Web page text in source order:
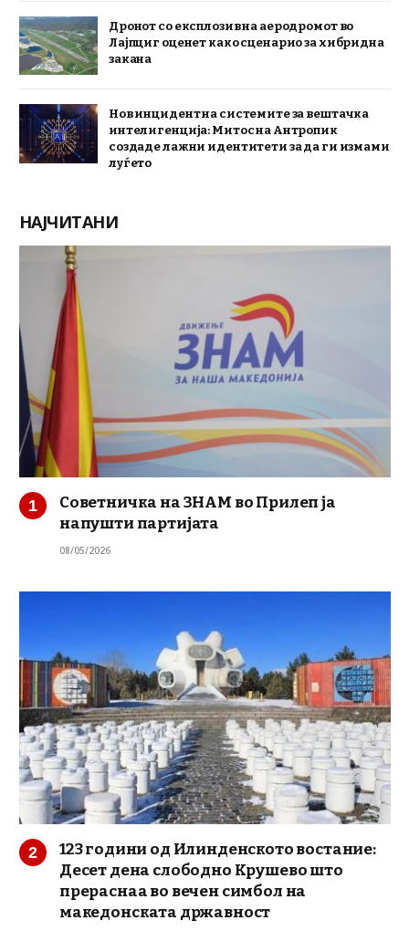
Дронот со експлозив на аеродромот во
Лајпциг оценет како сценарио за хибридна
закана
Нов инцидент на системите за вештачка
интелигенција: Митос на Антропик
создаде лажни идентитети за да ги измами
луѓето
НАЈЧИТАНИ
Советничка на ЗНАМ во Прилеп ја
напушти партијата
08/05/2026
123 години од Илинденското востание:
Десет дена слободно Крушево што
прераснаа во вечен симбол на
македонската државност